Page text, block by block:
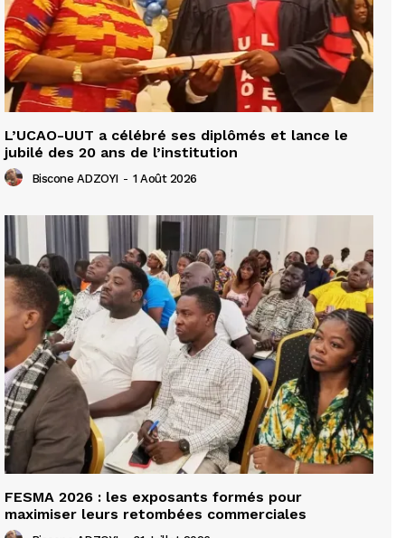
L’UCAO-UUT a célébré ses diplômés et lance le
jubilé des 20 ans de l’institution
Biscone ADZOYI - 1 Août 2026
FESMA 2026 : les exposants formés pour
maximiser leurs retombées commerciales